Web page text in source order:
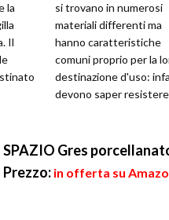
la
Il
si trovano in numerosi
materiali differenti ma
hanno caratteristiche
comuni proprio per la
destinazione d'uso:
devono saper resistere
SPAZIO Gres
Prezzo: in offerta su